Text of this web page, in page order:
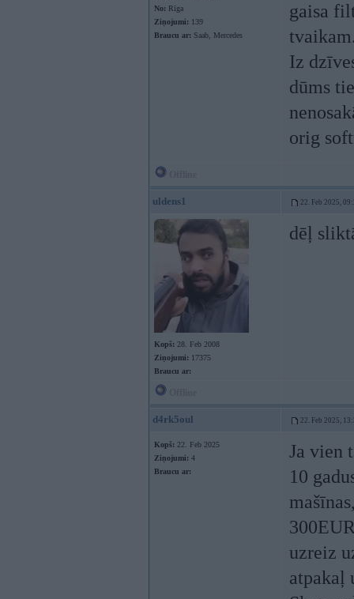
No: Rīga
Ziņojumi: 139
Braucu ar: Saab, Mercedes
gaisa
Iz
dūms
orig
uldens1 22. Feb 2025,
Kopš: 28. Feb 2008
Ziņojumi: 17375
Braucu ar:
dēļ
d4rk5oul 22. Feb 2025,
Kopš: 22. Feb 2025
Ziņojumi: 4
Braucu ar:
Ja vien
10
uzreiz
atpakaļ